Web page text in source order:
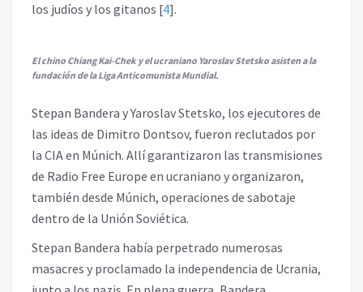
los judíos y los gitanos [4].
El chino Chiang Kai-Chek y el ucraniano Yaroslav Stetsko asisten a la
fundación de la Liga Anticomunista Mundial.
Stepan Bandera y Yaroslav Stetsko, los ejecutores de
las ideas de Dimitro Dontsov, fueron reclutados por
la CIA en Múnich. Allí garantizaron las transmisiones
de Radio Free Europe en ucraniano y organizaron,
también desde Múnich, operaciones de sabotaje
dentro de la Unión Soviética.
Stepan Bandera había perpetrado numerosas
masacres y proclamado la independencia de Ucrania,